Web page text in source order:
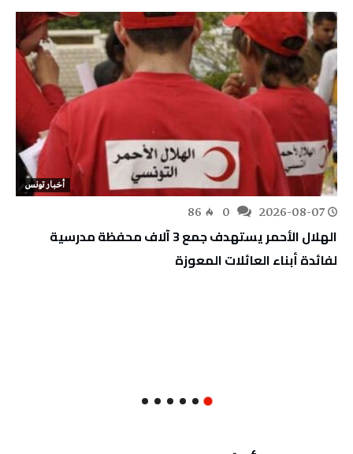
أخبار تونس
2026-08-07
86
الهلال الأحمر يستهدف جمع 3 آلاف محفظة مدرسية
لفائدة أبناء العائلات المعوزة